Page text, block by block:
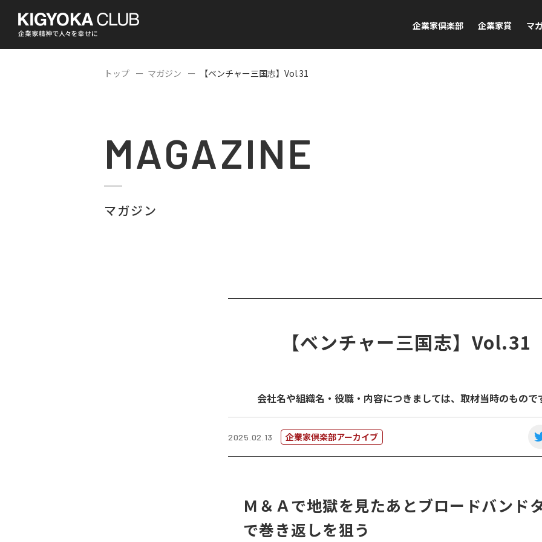
企業家倶楽部 企業家賞 マ
トップ マガジン 【ベンチャー三国志】Vol.31
MAGAZINE
マガジン
【ベンチャー三国志】Vol.31
会社名や組織名・役職・内容につきましては、取材当時のもので
2025.02.13 企業家倶楽部アーカイブ
Ｍ＆Ａで地獄を見たあとブロードバンド
で巻き返しを狙う